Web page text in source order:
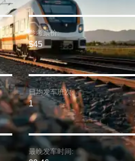
参考票价:
$45
日均发车班次:
1
最晚发车时间: